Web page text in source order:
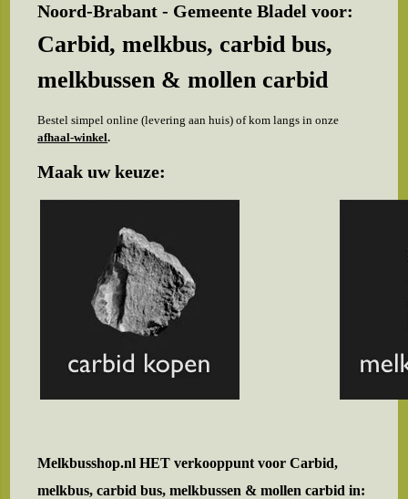
Noord-Brabant - Gemeente Bladel voor:
Carbid, melkbus, carbid bus,
melkbussen & mollen carbid
Bestel simpel online (levering aan huis) of kom langs in onze
afhaal-winkel.
Maak uw keuze:
Melkbusshop.nl HET verkooppunt voorCarbid,
melkbus, carbid bus, melkbussen & mollen carbid in: